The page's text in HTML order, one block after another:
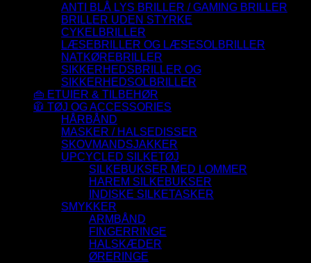
ANTI BLÅ LYS BRILLER / GAMING BRILLER
BRILLER UDEN STYRKE
CYKELBRILLER
LÆSEBRILLER OG LÆSESOLBRILLER
NATKØREBRILLER
SIKKERHEDSBRILLER OG
SIKKERHEDSOLBRILLER
👜 ETUIER & TILBEHØR
🧥 TØJ OG ACCESSORIES
HÅRBÅND
MASKER / HALSEDISSER
SKOVMANDSJAKKER
UPCYCLED SILKETØJ
SILKEBUKSER MED LOMMER
HAREM SILKEBUKSER
INDISKE SILKETASKER
SMYKKER
ARMBÅND
FINGERRINGE
HALSKÆDER
ØRERINGE